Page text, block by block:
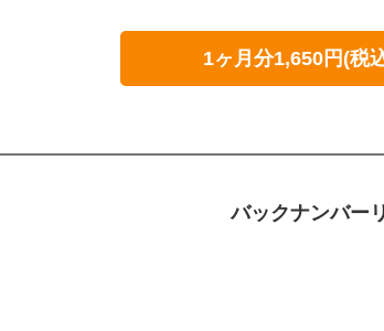
1ヶ月分1,650円(税
バックナンバー